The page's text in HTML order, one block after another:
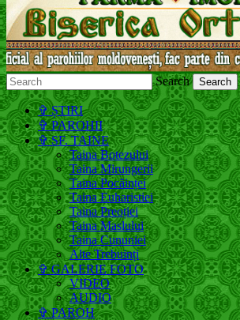
Молдавская
Московский
Search
✞ ȘTIRI
✞ PAROHII
✞ SF. TAINE
Taina Botezului
Taina Mirungerii
Taina Pocăinței
Taina Euharistiei
Taina Preoției
Taina Maslului
Taina Cununiei
Alte Trebuinți
✞ GALERIE FOTO
VIDEO
AUDIO
✞ PAROH